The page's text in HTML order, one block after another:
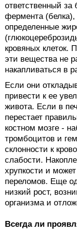
ответственный
фермента (белка),
определенные
кровяных
эти вещества не
накапливаться в
Если они
привести к ее
живота. Если в
перестает
костном мозге -
тромбоцитов и
склонности к
слабости.
хрупкости и
переломов. Еще
низкий рост,
организма и
Всегда ли